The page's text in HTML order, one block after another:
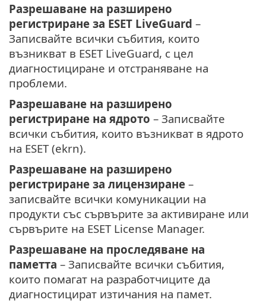
Разрешаване на разширено
регистриране за ESET LiveGuard –
Записвайте всички събития, които
възникват в ESET LiveGuard, с цел
диагностициране и отстраняване на
проблеми.
Разрешаване на разширено
регистриране на ядрото – Записвайте
всички събития, които възникват в ядрото
на ESET (ekrn).
Разрешаване на разширено
регистриране за лицензиране –
записвайте всички комуникации на
продукти със сървърите за активиране или
сървърите на ESET License Manager.
Разрешаване на проследяване на
паметта – Записвайте всички събития,
които помагат на разработчиците да
диагностицират изтичания на памет.